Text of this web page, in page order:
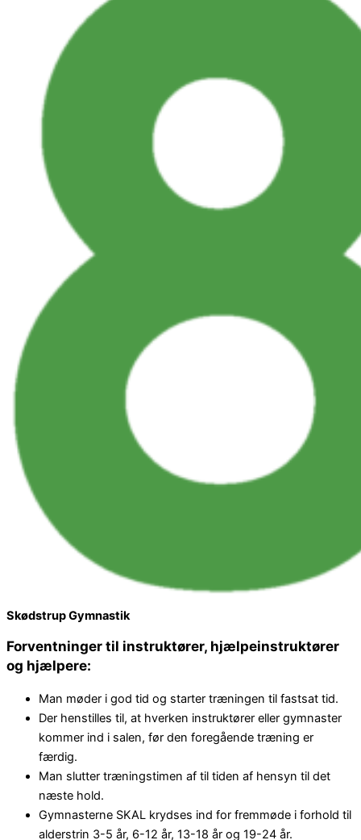
Skødstrup Gymnastik
Forventninger til instruktører, hjælpeinstruktører
og hjælpere:
Man møder i god tid og starter træningen til fastsat tid.
Der henstilles til, at hverken instruktører eller gymnaster
kommer ind i salen, før den foregående træning er
færdig.
Man slutter træningstimen af til tiden af hensyn til det
næste hold.
Gymnasterne SKAL krydses ind for fremmøde i forhold til
alderstrin 3-5 år, 6-12 år, 13-18 år og 19-24 år.